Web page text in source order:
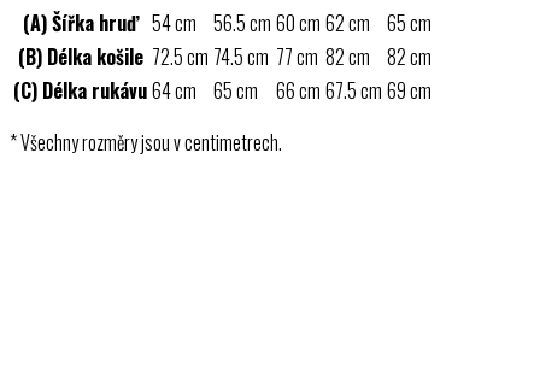
(A) Šířka hruď 54 cm 56.5 cm 60 cm 62 cm
65 cm
(B) Délka košile 72.5 cm 74.5 cm 77 cm 82 cm
82 cm
(C) Délka rukávu64 cm 65 cm 66 cm 67.5 cm 69 cm
* Všechny rozměry jsou v centimetrech.